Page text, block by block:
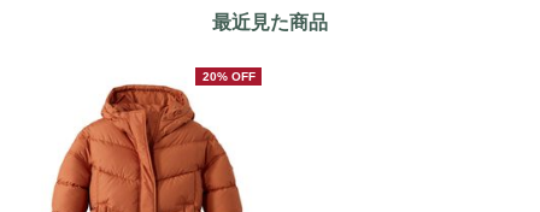
最近見た商品
20% OFF